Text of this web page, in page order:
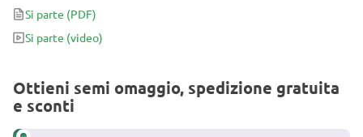
disponibili sul mercato. Il lignaggio genetico di Chempie, gli alti
livelli di THC e le rese eccellenti la rendono davvero una varietà di
cannabis premium.
Si parte (PDF)
Si parte (video)
Ottieni semi omaggio, spedizione gratuita
e sconti